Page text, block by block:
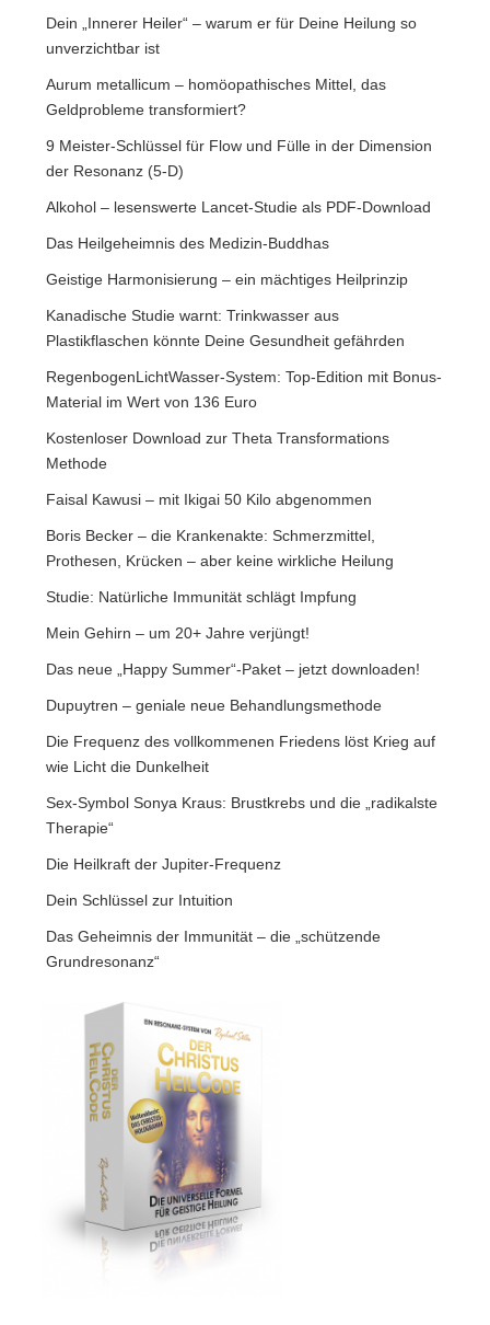
Dein „Innerer Heiler“ – warum er für Deine Heilung so
unverzichtbar ist
Aurum metallicum – homöopathisches Mittel, das
Geldprobleme transformiert?
9 Meister-Schlüssel für Flow und Fülle in der Dimension
der Resonanz (5-D)
Alkohol – lesenswerte Lancet-Studie als PDF-Download
Das Heilgeheimnis des Medizin-Buddhas
Geistige Harmonisierung – ein mächtiges Heilprinzip
Kanadische Studie warnt: Trinkwasser aus
Plastikflaschen könnte Deine Gesundheit gefährden
RegenbogenLichtWasser-System: Top-Edition mit Bonus-
Material im Wert von 136 Euro
Kostenloser Download zur Theta Transformations
Methode
Faisal Kawusi – mit Ikigai 50 Kilo abgenommen
Boris Becker – die Krankenakte: Schmerzmittel,
Prothesen, Krücken – aber keine wirkliche Heilung
Studie: Natürliche Immunität schlägt Impfung
Mein Gehirn – um 20+ Jahre verjüngt!
Das neue „Happy Summer“-Paket – jetzt downloaden!
Dupuytren – geniale neue Behandlungsmethode
Die Frequenz des vollkommenen Friedens löst Krieg auf
wie Licht die Dunkelheit
Sex-Symbol Sonya Kraus: Brustkrebs und die „radikalste
Therapie“
Die Heilkraft der Jupiter-Frequenz
Dein Schlüssel zur Intuition
Das Geheimnis der Immunität – die „schützende
Grundresonanz“